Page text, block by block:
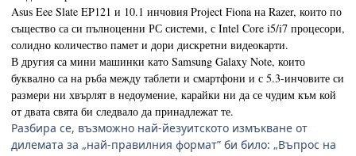
Asus Eee Slate EP121 и 10.1 инчовия Project Fiona на Razer, които по
същество са си пълноценни РС системи, с Intel Core i5/i7 процесори,
солидно количество памет и дори дискретни видеокарти.
В другия са мини машинки като Samsung Galaxy Note, които
буквално са на ръба между таблети и смартфони и с 5.3-инчовите си
размери ни хвърлят в недоумение, карайки ни да се чудим към кой
от двата свята би следвало да принадлежат те.
Разбира се, възможно най-йезуитското измъкване от
дилемата за „най-правилния формат” би било: „Въпрос на